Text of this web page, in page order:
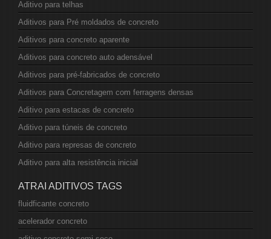
Aditivo para telhas
Aditivos para Pré moldados de concreto
Aditivos para concreto aparente
Aditivos para concreto auto adensável
Aditivos para pré-fabricados de concreto
Aditivos para Concretagem com ferragens densas
Aditivo para estacas de concreto
Aditivo para túneis de concreto
Aditivo para represas de concreto
Aditivo para alta resistência inicial
ATRAI ADITIVOS TAGS
fluidficante concreto
acelerador concreto